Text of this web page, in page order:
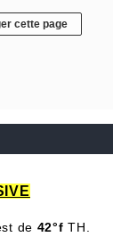
cette page
de 42°f TH.